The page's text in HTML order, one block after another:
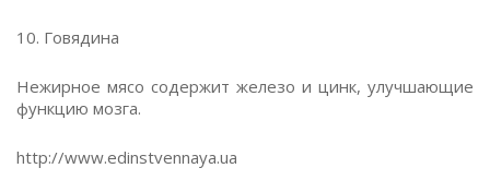
10. Говядина
Нежирное мясо содержит железо и цинк, улучшающие
функцию мозга.
http://www.edinstvennaya.ua